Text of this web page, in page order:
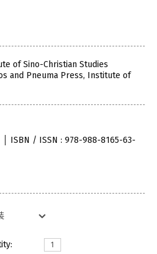
of Sino-Christian Studies
and Pneuma Press, Institute of
ISBN / ISSN : 978-988-8165-63-